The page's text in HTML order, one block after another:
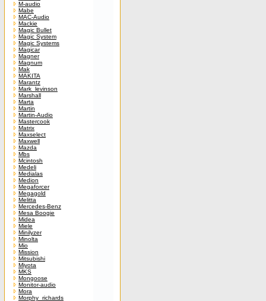
M-audio
Mabe
MAC-Audio
Mackie
Magic Bullet
Magic System
Magic Systems
Magicar
Magner
Magnum
Mak
MAKITA
Marantz
Mark_levinson
Marshall
Marta
Martin
Martin-Audio
Mastercook
Matrix
Maxselect
Maxwell
Mazda
Mbs
Mcintosh
Medeli
Medialas
Medion
Megaforcer
Megagold
Melitta
Mercedes-Benz
Mesa Boogie
Midea
Miele
Minilyzer
Minolta
Mio
Mission
Mitsubishi
Miyota
MKS
Mongoose
Monitor-audio
Mora
Morphy_richards